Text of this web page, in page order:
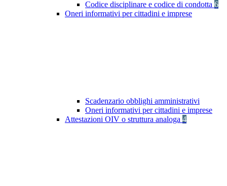
Codice disciplinare e codice di condotta 6
Oneri informativi per cittadini e imprese
Scadenzario obblighi amministrativi
Oneri informativi per cittadini e imprese
Attestazioni OIV o struttura analoga 4